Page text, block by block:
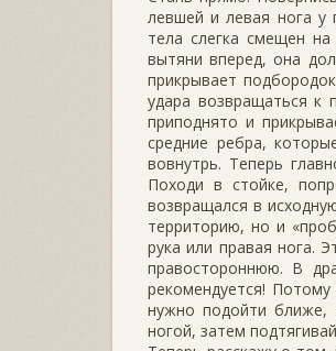
левшей и левая нога у
тела слегка смещен
вытяни вперед, она
прикрывает
удара возвращаться к
приподнято и
средние ребра,
вовнутрь. Теперь
Походи в стойке,
возвращался в
территорию, но и
рука или правая нога.
правостороннюю. В
рекомендуется!
нужно подойти ближе,
ногой, затем